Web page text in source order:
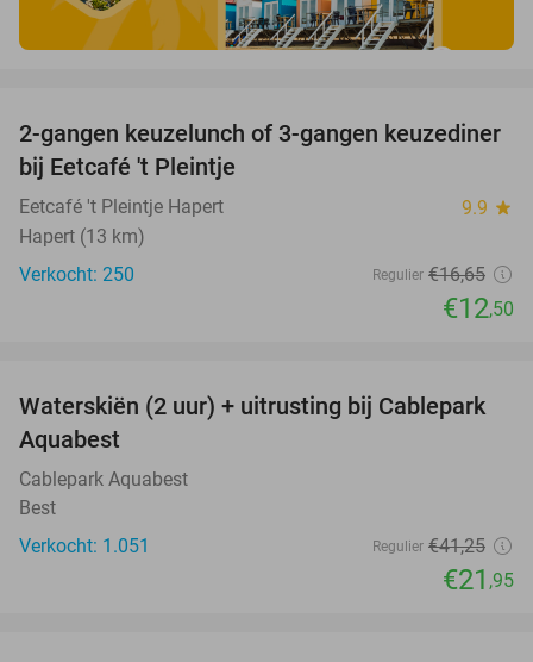
25%
2-gangen keuzelunch of 3-gangen keuzediner
bij Eetcafé 't Pleintje
Eetcafé 't Pleintje Hapert 9.9 star
Hapert (13 km)
Verkocht: 250
Regulier €16,65
€12,50
47%
Waterskiën (2 uur) + uitrusting bij Cablepark
Aquabest
Cablepark Aquabest
Best
Verkocht: 1.051
Regulier €41,25
€21 ,95